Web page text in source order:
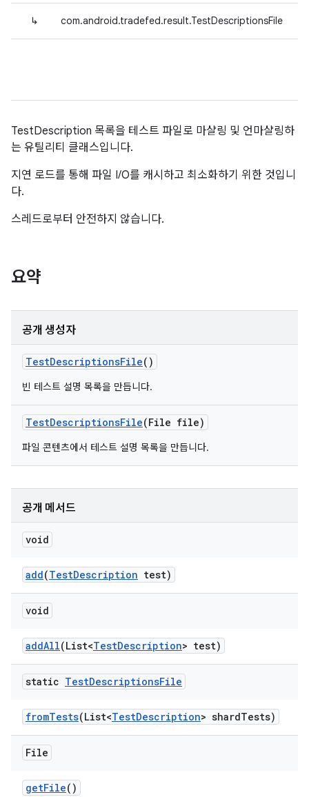
↳ com.android.tradefed.result.TestDescriptionsFile
TestDescription 목록을 테스트 파일로 마샬링 및 언마샬링하
는 유틸리티 클래스입니다.
지연 로드를 통해 파일 I/O를 캐시하고 최소화하기 위한 것입니
다.
스레드로부터 안전하지 않습니다.
요약
공개 생성자
TestDescriptionsFile()
빈 테스트 설명 목록을 만듭니다.
TestDescriptionsFile(File file)
파일 콘텐츠에서 테스트 설명 목록을 만듭니다.
공개 메서드
void
add(TestDescription test)
void
addAll(List<TestDescription> test)
static TestDescriptionsFile
fromTests(List<TestDescription> shardTests)
File
getFile()